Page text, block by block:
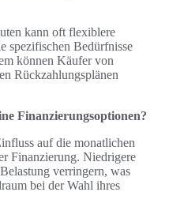
kann oft flexiblere
spezifischen Bedürfnisse
können Käufer von
Rückzahlungsplänen
Finanzierungsoptionen?
auf die monatlichen
Finanzierung. Niedrigere
verringern, was
bei der Wahl ihres